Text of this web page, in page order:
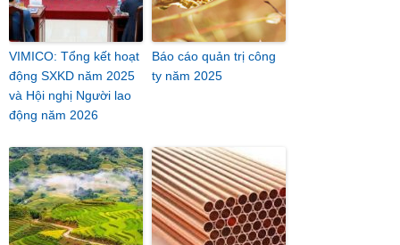
VIMICO: Tổng kết hoạt
động SXKD năm 2025
và Hội nghị Người lao
động năm 2026
Báo cáo quản trị công
ty năm 2025